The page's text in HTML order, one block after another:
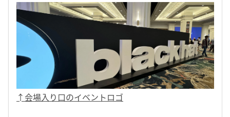
↑会場入り口のイベントロゴ